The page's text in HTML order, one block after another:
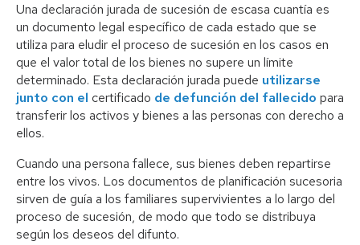
Una declaración jurada de sucesión de escasa cuantía es
un documento legal específico de cada estado que se
utiliza para eludir el proceso de sucesión en los casos en
que el valor total de los bienes no supere un límite
determinado. Esta declaración jurada puede utilizarse
junto con el certificado de defunción del fallecido para
transferir los activos y bienes a las personas con derecho a
ellos.
Cuando una persona fallece, sus bienes deben repartirse
entre los vivos. Los documentos de planificación sucesoria
sirven de guía a los familiares supervivientes a lo largo del
proceso de sucesión, de modo que todo se distribuya
según los deseos del difunto.